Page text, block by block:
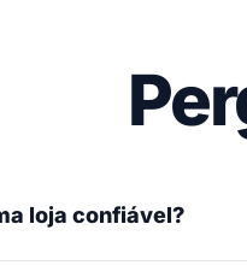
loja confiável?